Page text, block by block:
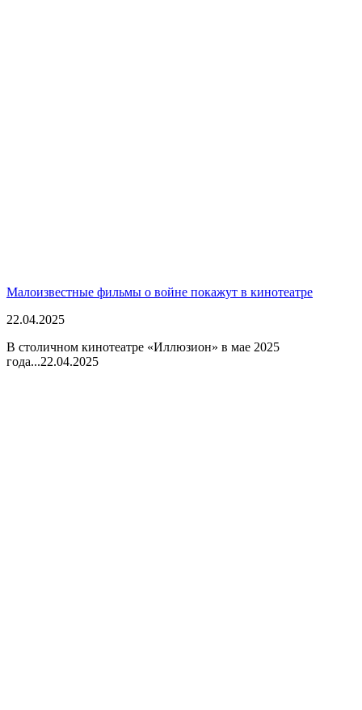
Малоизвестные фильмы о войне покажут в кинотеатре
22.04.2025
В столичном кинотеатре «Иллюзион» в мае 2025
года...22.04.2025